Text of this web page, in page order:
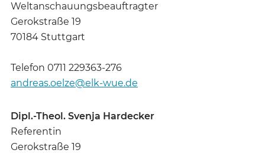
Weltanschauungsbeauftragter
Gerokstraße 19
70184 Stuttgart
Telefon 0711 229363-276
andreas.oelze@elk-wue.de
Dipl.-Theol. Svenja Hardecker
Referentin
Gerokstraße 19